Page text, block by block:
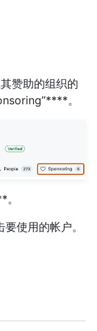
赞助的组织的
。
使用的帐户。